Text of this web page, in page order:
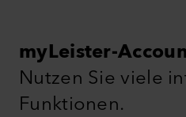
myLeister-
Nutzen Sie viele
Funktionen.